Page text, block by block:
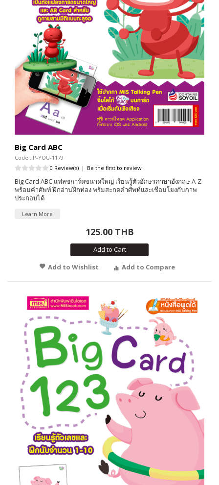
Big Card ABC
Code : P-YOU-1179
0 Review(s) | Be the first to review
Big Card ABC แฟลชการ์ดขนาดใหญ่ เรียนรู้ตัวอักษรภาษาอังกฤษ A-Z
พร้อมคำศัพท์ ฝึกอ่านฝึกท่อง พร้มสะกดคำศัพท์และเชื่อมโยงกับภาพ
ประกอบได้
Learn More
125.00 THB
Add to Cart
Add to Wishlist
Add to Compare